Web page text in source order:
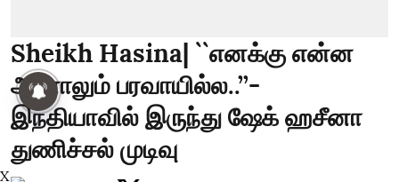
Sheikh Hasina| ``எனக்கு என்ன
ஆனாலும் பரவாயில்ல..’’-
இந்தியாவில் இருந்து ஷேக் ஹசீனா
துணிச்சல் முடிவு
X